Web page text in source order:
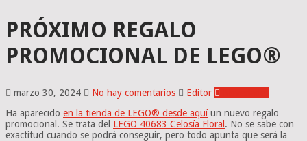
PRÓXIMO REGALO
PROMOCIONAL DE LEGO®
marzo 30, 2024 No hay comentarios Editor
Ha aparecido en la tienda de LEGO® desde aquíun nuevo regalo
promocional. Se trata del LEGO 40683 Celosía Floral . No se sabe con
exactitud cuando se podrá conseguir, pero todo apunta que será la